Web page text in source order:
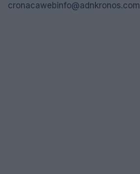
cronacawebinfo@adnkronos.com